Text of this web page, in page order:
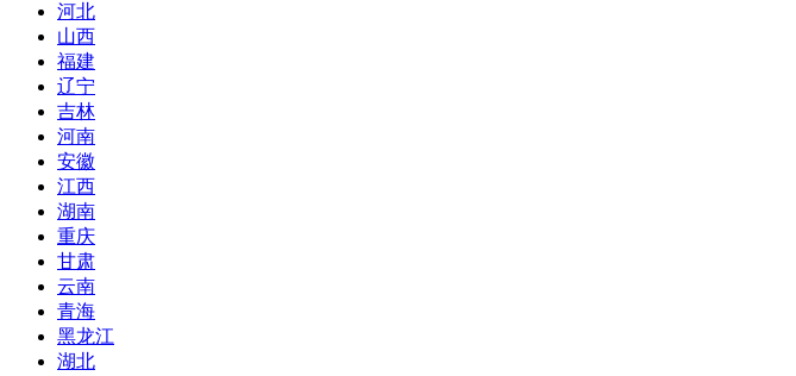
河北
山西
福建
辽宁
吉林
河南
安徽
江西
湖南
重庆
甘肃
云南
青海
黑龙江
湖北